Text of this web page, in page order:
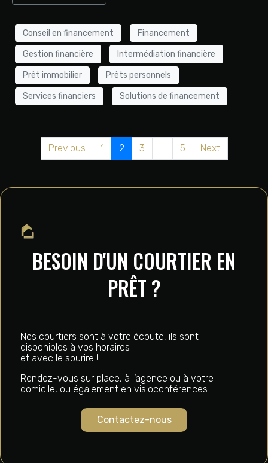
Conseil en financement Financement
Gestion financière Intermédiation financière
Prêt immobilier Prêts personnels
Services financiers Solutions de financement
Previous 1 2 3 5 Next
BESOIN D'UN COURTIER EN
PRÊT ?
Nos courtiers sont à votre écoute, ils sont
disponibles à vos horaires
et avec le sourire !
Rendez-vous sur place, à l’agence ou à votre
domicile, ou également en visioconférences.
Contactez-nous